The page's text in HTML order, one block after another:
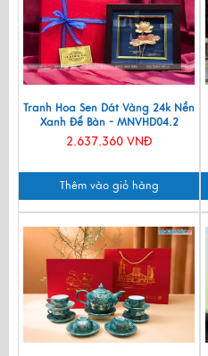
Tranh Hoa Sen Dát Vàng 24k Nền
Xanh Để Bàn - MNVHD04.2
2.637.360 VNĐ
Thêm vào giỏ hàng